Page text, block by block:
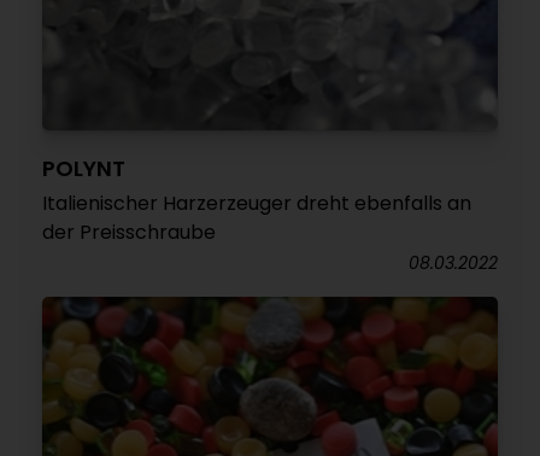
POLYNT
Italienischer Harzerzeuger dreht ebenfalls an
der Preisschraube
08.03.2022